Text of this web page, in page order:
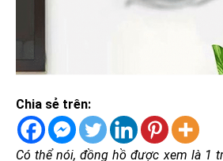
Chia sẻ trên:
Có thể nói, đồng hồ được xem là 1